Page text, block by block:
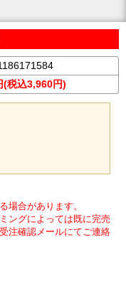
(税込3,960円)
場合があります。
ングによっては既に完売
注確認メールにてご連絡